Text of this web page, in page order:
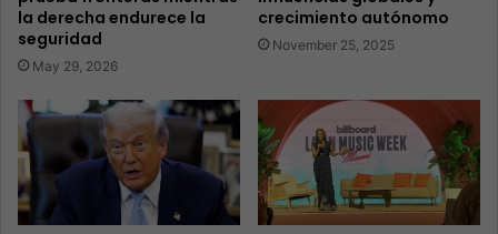
la derecha endurece la
seguridad
May 29, 2026
crecimiento autónomo
November 25, 2025